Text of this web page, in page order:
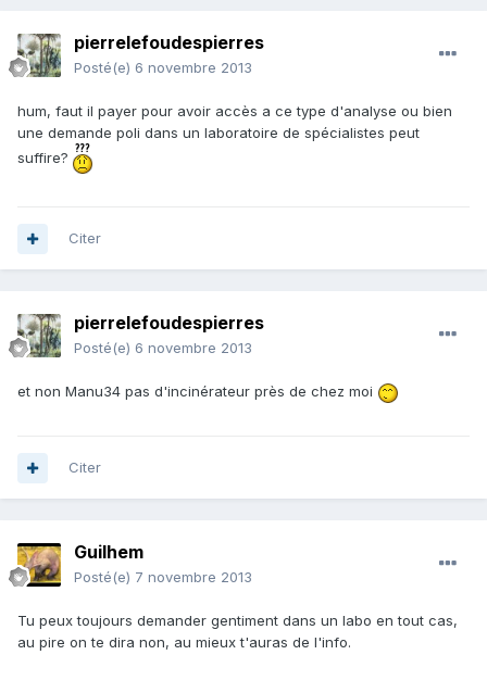
pierrelefoudespierres
Posté(e) 6 novembre 2013
hum, faut il payer pour avoir accès a ce type d'analyse ou bien
une demande poli dans un laboratoire de spécialistes peut
suffire?
Citer
pierrelefoudespierres
Posté(e) 6 novembre 2013
et non Manu34 pas d'incinérateur près de chez moi
Citer
Guilhem
Posté(e) 7 novembre 2013
Tu peux toujours demander gentiment dans un labo en tout cas,
au pire on te dira non, au mieux t'auras de l'info.